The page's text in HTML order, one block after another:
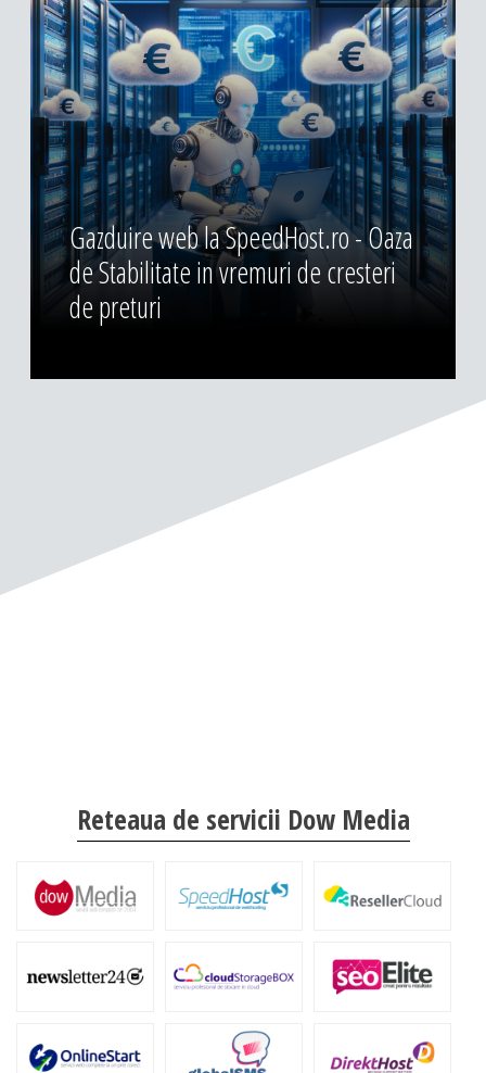
Gazduire web la SpeedHost.ro - Oaza
de Stabilitate in vremuri de cresteri
de preturi
Reteaua de servicii Dow Media